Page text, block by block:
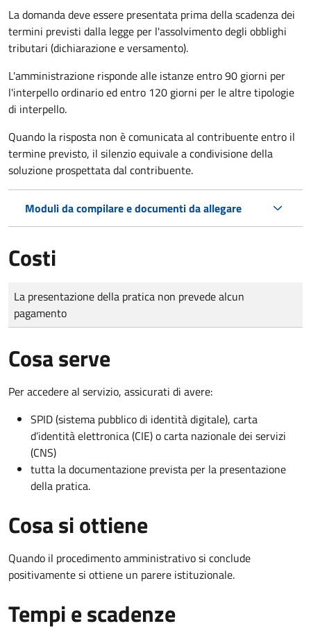
La domanda deve essere presentata prima della scadenza dei
termini previsti dalla legge per l'assolvimento degli obblighi
tributari (dichiarazione e versamento).
L'amministrazione risponde alle istanze entro 90 giorni per
l'interpello ordinario ed entro 120 giorni per le altre tipologie
di interpello.
Quando la risposta non è comunicata al contribuente entro il
termine previsto, il silenzio equivale a condivisione della
soluzione prospettata dal contribuente.
Moduli da compilare e documenti da allegare
Costi
Tipo di pagamento
Importo
La presentazione della pratica non prevede alcun
pagamento
Cosa serve
Per accedere al servizio, assicurati di avere:
SPID (sistema pubblico di identità digitale), carta
d’identità elettronica (CIE) o carta nazionale dei servizi
(CNS)
tutta la documentazione prevista per la presentazione
della pratica.
Cosa si ottiene
Quando il procedimento amministrativo si conclude
positivamente si ottiene un parere istituzionale.
Tempi e scadenze